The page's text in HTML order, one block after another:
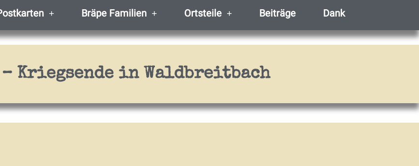
Bräpe Familien Ortsteile Beiträge Dank
– Kriegsende in Waldbreitbach